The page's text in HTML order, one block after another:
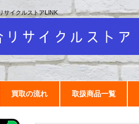
買取の流れ 取扱商品一覧
サイクルストアLINK